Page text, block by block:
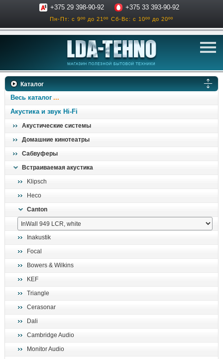
+375 29 398-90-92 +375 33 393-90-92
Пн-Пт: с 9ºº до 21ºº Сб-Вс: с 10ºº до 20ºº
телевизоры
ресиверы, усилители
проигрыватели
Каталог
Весь каталог
Акустика и звук Hi-Fi
Акустические системы
Домашние кинотеатры
Сабвуферы
Встраиваемая акустика
Klipsch
Heco
Canton
Inakustik
Focal
Bowers & Wilkins
KEF
Triangle
Cerasonar
Dali
Cambridge Audio
Monitor Audio